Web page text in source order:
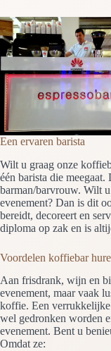
Een ervaren barista
Wilt u graag onze
één barista die
barman/barvrouw. Wilt
evenement? Dan is dit
bereidt, decoreert en
diploma op zak en is
Voordelen koffiebar
Aan frisdrank, wijn en
evenement, maar vaak
koffie. Een
wel gedronken worden
evenement. Bent u
Omdat ze: